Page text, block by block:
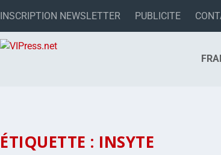
INSCRIPTION NEWSLETTER PUBLICITE
ÉTIQUETTE : INSYTE